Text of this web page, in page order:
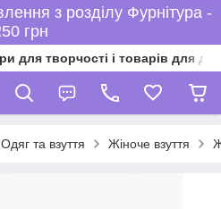
з розділу Фурнітура -
грн
для творчості і товарів для
Одяг та взуття Жіноче взуття